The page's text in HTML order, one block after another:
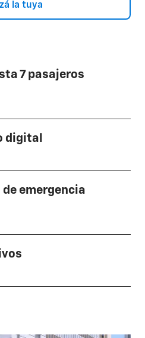
la tuya
7 pasajeros
digital
emergencia